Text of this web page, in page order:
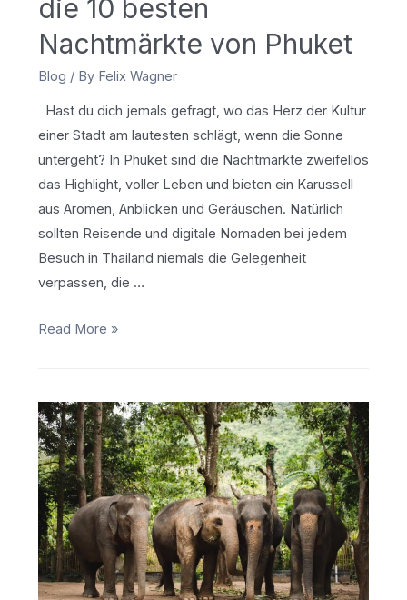
die 10 besten
Nachtmärkte von Phuket
Blog / By Felix Wagner
Hast du dich jemals gefragt, wo das Herz der Kultur
einer Stadt am lautesten schlägt, wenn die Sonne
untergeht? In Phuket sind die Nachtmärkte zweifellos
das Highlight, voller Leben und bieten ein Karussell
aus Aromen, Anblicken und Geräuschen. Natürlich
sollten Reisende und digitale Nomaden bei jedem
Besuch in Thailand niemals die Gelegenheit
verpassen, die …
Geschmack,
Entdecken
Sie
die
10
besten
Nachtmärkte
von
Phuket
Read More »